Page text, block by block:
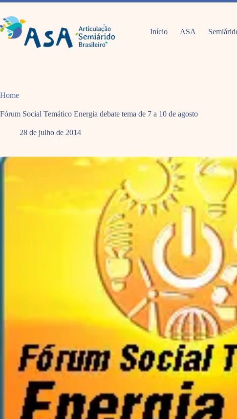
Pular
o
conteúdo
Início ASA
Home
Fórum Social Temático Energia debate tema de 7 a 10 de agosto
28 de julho de 2014